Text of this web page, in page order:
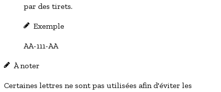
par des tirets.
Exemple
AA-111-AA
À noter
Certaines lettres ne sont pas utilisées afin d'éviter les